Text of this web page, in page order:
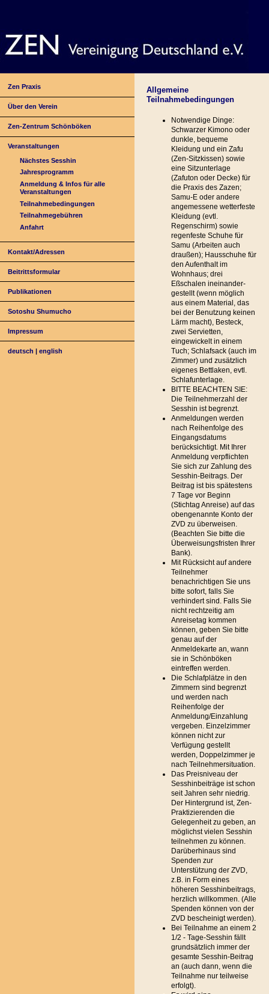
Zen Praxis
Über den Verein
Zen-Zentrum Schönböken
Veranstaltungen
Nächstes Sesshin
Jahresprogramm
Anmeldung & Infos für alle
Veranstaltungen
Teilnahmebedingungen
Teilnahmegebühren
Anfahrt
Kontakt/Adressen
Beitrittsformular
Publikationen
Sotoshu Shumucho
Impressum
deutsch |english
Allgemeine
Teilnahmebedingungen
Notwendige Dinge:
Schwarzer Kimono oder
dunkle, bequeme
Kleidung und ein Zafu
(Zen-Sitzkissen) sowie
eine Sitzunterlage
(Zafuton oder Decke) für
die Praxis des Zazen;
Samu-E oder andere
angemessene wetterfeste
Kleidung (evtl.
Regenschirm) sowie
regenfeste Schuhe für
Samu (Arbeiten auch
draußen); Hausschuhe für
den Aufenthalt im
Wohnhaus; drei
Eßschalen ineinander-
gestellt (wenn möglich
aus einem Material, das
bei der Benutzung keinen
Lärm macht), Besteck,
zwei Servietten,
eingewickelt in einem
Tuch; Schlafsack (auch im
Zimmer) und zusätzlich
eigenes Bettlaken, evtl.
Schlafunterlage.
BITTE BEACHTEN SIE:
Die Teilnehmerzahl der
Sesshin ist begrenzt.
Anmeldungen werden
nach Reihenfolge des
Eingangsdatums
berücksichtigt. Mit Ihrer
Anmeldung verpflichten
Sie sich zur Zahlung des
Sesshin-Beitrags. Der
Beitrag ist bis spätestens
7 Tage vor Beginn
(Stichtag Anreise) auf das
obengenannte Konto der
ZVD zu überweisen.
(Beachten Sie bitte die
Überweisungsfristen Ihrer
Bank).
Mit Rücksicht auf andere
Teilnehmer
benachrichtigen Sie uns
bitte sofort, falls Sie
verhindert sind. Falls Sie
nicht rechtzeitig am
Anreisetag kommen
können, geben Sie bitte
genau auf der
Anmeldekarte an, wann
sie in Schönböken
eintreffen werden.
Die Schlafplätze in den
Zimmern sind begrenzt
und werden nach
Reihenfolge der
Anmeldung/Einzahlung
vergeben. Einzelzimmer
können nicht zur
Verfügung gestellt
werden, Doppelzimmer je
nach Teilnehmersituation.
Das Preisniveau der
Sesshinbeiträge ist schon
seit Jahren sehr niedrig.
Der Hintergrund ist, Zen-
Praktizierenden die
Gelegenheit zu geben, an
möglichst vielen Sesshin
teilnehmen zu können.
Darüberhinaus sind
Spenden zur
Unterstützung der ZVD,
z.B. in Form eines
höheren Sesshinbeitrags,
herzlich willkommen. (Alle
Spenden können von der
ZVD bescheinigt werden).
Bei Teilnahme an einem 2
1/2 - Tage-Sesshin fällt
grundsätzlich immer der
gesamte Sesshin-Beitrag
an (auch dann, wenn die
Teilnahme nur teilweise
erfolgt).